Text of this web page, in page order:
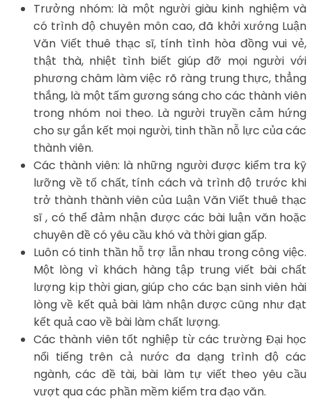
Trưởng nhóm: là một người giàu kinh nghiệm và
có trình độ chuyên môn cao, đã khởi xướng Luận
Văn Viết thuê thạc sĩ, tính tình hòa đồng vui vẻ,
thật thà, nhiệt tình biết giúp đỡ mọi người với
phương châm làm việc rõ ràng trung thực, thẳng
thắng, là một tấm gương sáng cho các thành viên
trong nhóm noi theo. Là người truyền cảm hứng
cho sự gắn kết mọi người, tinh thần nỗ lực của các
thành viên.
Các thành viên: là những người được kiểm tra kỹ
lưỡng về tố chất, tính cách và trình độ trước khi
trở thành thành viên của Luận Văn Viết thuê thạc
sĩ , có thể đảm nhận được các bài luận văn hoặc
chuyên đề có yêu cầu khó và thời gian gấp.
Luôn có tinh thần hỗ trợ lẫn nhau trong công việc.
Một lòng vì khách hàng tập trung viết bài chất
lượng kịp thời gian, giúp cho các bạn sinh viên hài
lòng về kết quả bài làm nhận được cũng như đạt
kết quả cao về bài làm chất lượng.
Các thành viên tốt nghiệp từ các trường Đại học
nổi tiếng trên cả nước đa dạng trình độ các
ngành, các đề tài, bài làm tự viết theo yêu cầu
vượt qua các phần mềm kiểm tra đạo văn.